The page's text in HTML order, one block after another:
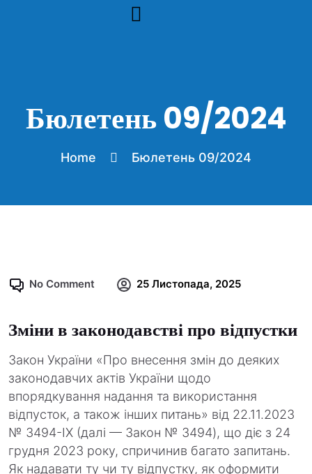
Бюлетень 09/2024
Home Бюлетень 09/2024
No Comment 25 Листопада, 2025
Зміни в законодавстві про відпустки
Закон України «Про внесення змін до деяких
законодавчих актів України щодо
впорядкування надання та використання
відпусток, а також інших питань» від 22.11.2023
№ 3494-IX (далі — Закон № 3494), що діє з 24
грудня 2023 року, спричинив багато запитань.
Як надавати ту чи ту відпустку, як оформити